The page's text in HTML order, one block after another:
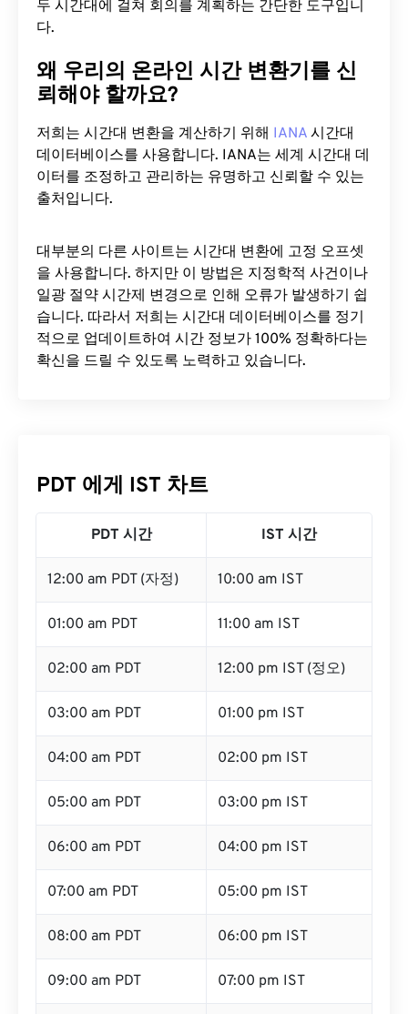
두 시간대에 걸쳐 회의를 계획하는 간단한 도구입니
다.
왜 우리의 온라인 시간 변환기를 신
뢰해야 할까요?
저희는 시간대 변환을 계산하기 위해 IANA 시간대
데이터베이스를 사용합니다. IANA는 세계 시간대 데
이터를 조정하고 관리하는 유명하고 신뢰할 수 있는
출처입니다.
대부분의 다른 사이트는 시간대 변환에 ​​고정 오프셋
을 사용합니다. 하지만 이 방법은 지정학적 사건이나
일광 절약 시간제 변경으로 인해 오류가 발생하기 쉽
습니다. 따라서 저희는 시간대 데이터베이스를 정기
적으로 업데이트하여 시간 정보가 100% 정확하다는
확신을 드릴 수 있도록 노력하고 있습니다.
PDT 에게 IST 차트
PDT 시간 IST 시간
12:00 am PDT (자정) 10:00 am IST
01:00 am PDT 11:00 am IST
02:00 am PDT 12:00 pm IST (정오)
03:00 am PDT 01:00 pm IST
04:00 am PDT 02:00 pm IST
05:00 am PDT 03:00 pm IST
06:00 am PDT 04:00 pm IST
07:00 am PDT 05:00 pm IST
08:00 am PDT 06:00 pm IST
09:00 am PDT 07:00 pm IST